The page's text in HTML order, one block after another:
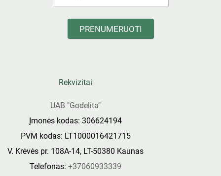
PRENUMERUOTI
Rekvizitai
UAB "Godelita"
Įmonės kodas: 306624194
PVM kodas: LT1000016421715
V. Krėvės pr. 108A-14, LT-50380 Kaunas
Telefonas: +37060933339